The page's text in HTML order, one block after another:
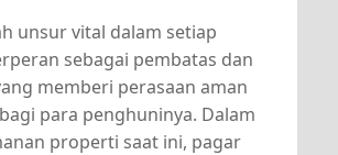
unsur vital dalam setiap
sebagai pembatas dan
memberi perasaan aman
para penghuninya. Dalam
properti saat ini, pagar